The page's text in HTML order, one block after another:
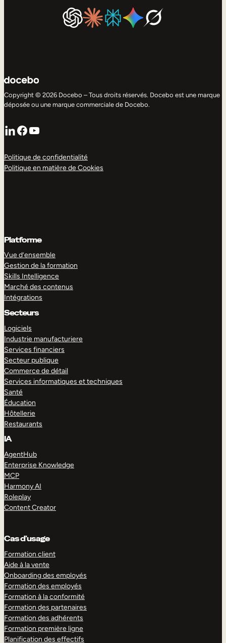
Copyright © 2026 Docebo – Tous droits réservés. Docebo est une marque
déposée ou une marque commerciale de Docebo.
LinkedIn
Facebook
YouTube
Politique de confidentialité
Politique en matière de Cookies
Platforme
Vue d’ensemble
Gestion de la formation
Skills Intelligence
Marché des contenus
Intégrations
Secteurs
Logiciels
Industrie manufacturiere
Services financiers
Secteur publique
Commerce de détail
Services informatiques et techniques
Santé
Éducation
Hôtellerie
Restaurants
IA
AgentHub
Enterprise Knowledge
MCP
Harmony AI
Roleplay
Content Creator
Cas d’usage
Formation client
Aide à la vente
Onboarding des employés
Formation des employés
Formation à la conformité
Formation des partenaires
Formation des adhérents
Formation première ligne
Planification des effectifs